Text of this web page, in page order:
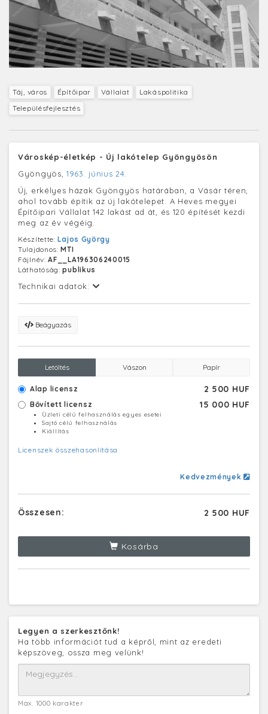
Táj, város Építőipar Vállalat
Lakáspolitika
Településfejlesztés
Városkép-életkép - Új lakótelep Gyöngyösön
Gyöngyös, 1963. június 24.
Új, erkélyes házak Gyöngyös határában, a Vásár téren,
ahol tovább építik az új lakótelepet. A Heves megyei
Építőipari Vállalat 142 lakást ad át, és 120 építését kezdi
meg az év végéig.
Készítette:Lajos György
Tulajdonos:MTI
Fájlnév:AF__LA196306240015
Láthatóság:publikus
Technikai adatok:
Beágyazás
Letöltés Vászon Papír
Alap licensz 2 500 HUF
Bővített licensz 15 000 HUF
Üzleti célú felhasználás egyes esetei
Sajtó célú felhasználás
Kiállítás
Licenszek összehasonlítása
Kedvezmények
Összesen: 2 500 HUF
Kosárba
Legyen a szerkesztőnk!
Ha több információt tud a képről, mint az eredeti
képszöveg, ossza meg velünk!
Max. 1000 karakter